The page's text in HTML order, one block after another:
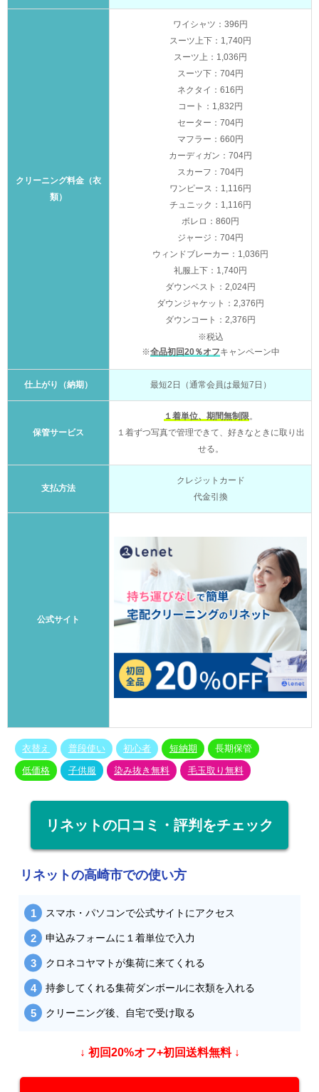
クリーニング料金（衣
類）
ワイシャツ：396円
スーツ上下：1,740円
スーツ上：1,036円
スーツ下：704円
ネクタイ：616円
コート：1,832円
セーター：704円
マフラー：660円
カーディガン：704円
スカーフ：704円
ワンピース：1,116円
チュニック：1,116円
ボレロ：860円
ジャージ：704円
ウィンドブレーカー：1,036円
礼服上下：1,740円
ダウンベスト：2,024円
ダウンジャケット：2,376円
ダウンコート：2,376円
※税込
※全品初回20％オフキャンペーン中
仕上がり（納期） 最短2日（通常会員は最短7日）
保管サービス
１着単位、期間無制限。
１着ずつ写真で管理できて、好きなときに取り出
せる。
支払方法
クレジットカード
代金引換
公式サイト
衣替え 普段使い 初心者 短納期 長期保管
低価格 子供服 染み抜き無料 毛玉取り無料
リネットの口コミ・評判をチェック
リネットの高崎市での使い方
スマホ・パソコンで公式サイトにアクセス
申込みフォームに１着単位で入力
クロネコヤマトが集荷に来てくれる
持参してくれる集荷ダンボールに衣類を入れる
クリーニング後、自宅で受け取る
↓ 初回20%オフ+初回送料無料 ↓